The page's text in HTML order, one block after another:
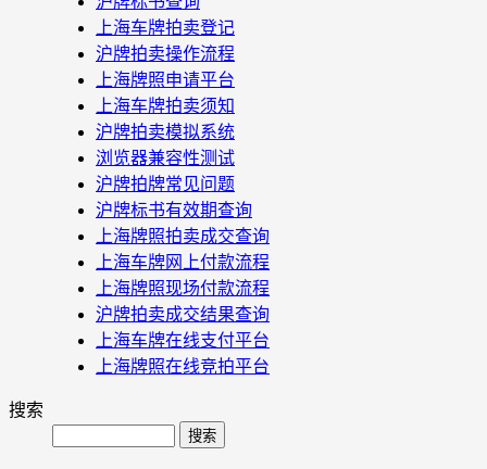
上海车牌拍卖登记
沪牌拍卖操作流程
上海牌照申请平台
上海车牌拍卖须知
沪牌拍卖模拟系统
浏览器兼容性测试
沪牌拍牌常见问题
沪牌标书有效期查询
上海牌照拍卖成交查询
上海车牌网上付款流程
上海牌照现场付款流程
沪牌拍卖成交结果查询
上海车牌在线支付平台
上海牌照在线竞拍平台
搜索